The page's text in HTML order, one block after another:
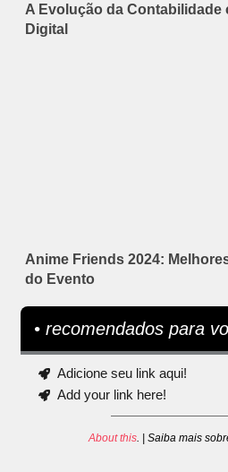
A Evolução da Contabilidade
Digital
Anime Friends 2024:
do Evento
• recomendados para
Adicione seu link aqui!
Add your link here!
About this. | Saiba mais